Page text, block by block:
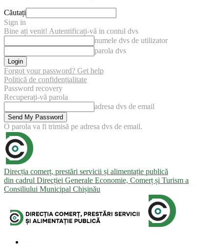
Căutați
Sign in
Bine ați venit! Autentificați-vă in contul dvs
numele dvs de utilizator
parola dvs
Forgot your password? Get help
Politică de confidențialitate
Password recovery
Recuperați-vă parola
adresa dvs de email
O parola va fi trimisă pe adresa dvs de email.
Direcția comerț, prestări servicii și alimentație publică
din cadrul Direcției Generale Economie, Comerț și Turism a
Consiliului Municipal Chișinău